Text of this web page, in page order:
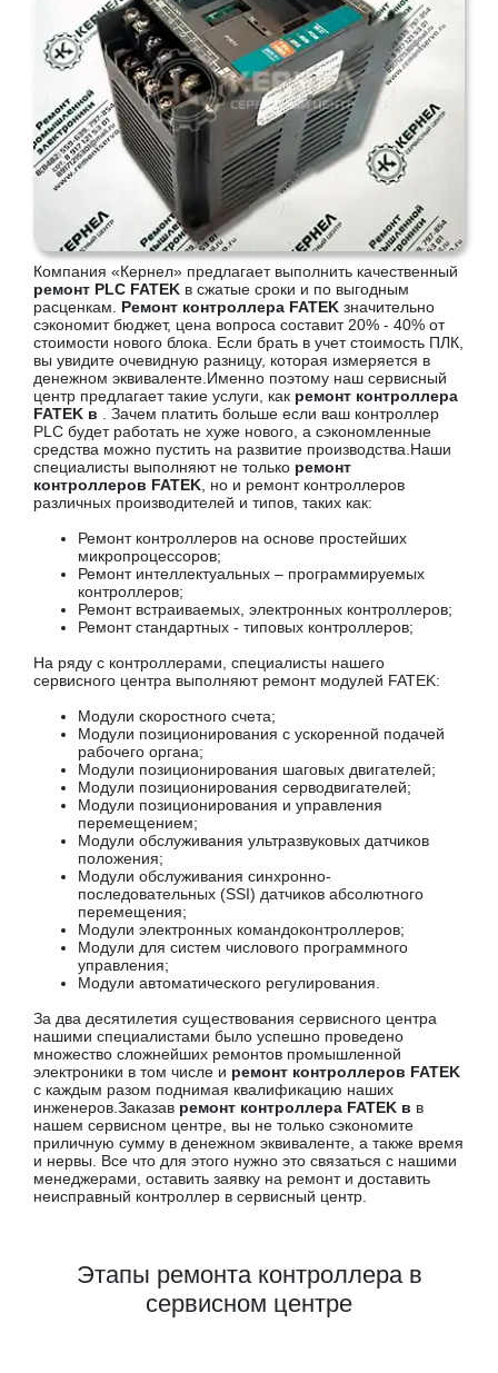
Компания «Кернел» предлагает выполнить качественный
ремонт PLC FATEK в сжатые сроки и по выгодным
расценкам. Ремонт контроллера FATEK значительно
сэкономит бюджет, цена вопроса составит 20% - 40% от
стоимости нового блока. Если брать в учет стоимость ПЛК,
вы увидите очевидную разницу, которая измеряется в
денежном эквиваленте.Именно поэтому наш сервисный
центр предлагает такие услуги, как ремонт контроллера
FATEK в
. Зачем платить больше если ваш контроллер
PLC будет работать не хуже нового, а сэкономленные
средства можно пустить на развитие производства.Наши
специалисты выполняют не только ремонт
контроллеров FATEK , но и ремонт контроллеров
различных производителей и типов, таких как:
Ремонт контроллеров на основе простейших
микропроцессоров;
Ремонт интеллектуальных – программируемых
контроллеров;
Ремонт встраиваемых, электронных контроллеров;
Ремонт стандартных - типовых контроллеров;
На ряду с контроллерами, специалисты нашего
сервисного центра выполняют ремонт модулей FATEK:
Модули скоростного счета;
Модули позиционирования с ускоренной подачей
рабочего органа;
Модули позиционирования шаговых двигателей;
Модули позиционирования серводвигателей;
Модули позиционирования и управления
перемещением;
Модули обслуживания ультразвуковых датчиков
положения;
Модули обслуживания синхронно-
последовательных (SSI) датчиков абсолютного
перемещения;
Модули электронных командоконтроллеров;
Модули для систем числового программного
управления;
Модули автоматического регулирования.
За два десятилетия существования сервисного центра
нашими специалистами было успешно проведено
множество сложнейших ремонтов промышленной
электроники в том числе и ремонт контроллеров FATEK
с каждым разом поднимая квалификацию наших
инженеров.Заказав ремонт контроллера FATEK в в
нашем сервисном центре, вы не только сэкономите
приличную сумму в денежном эквиваленте, а также время
и нервы. Все что для этого нужно это связаться с нашими
менеджерами, оставить заявку на ремонт и доставить
неисправный контроллер в сервисный центр.
Этапы ремонта контроллера в
сервисном центре